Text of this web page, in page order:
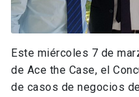
Este miércoles 7 de
de Ace the Case, el
de casos de negocios